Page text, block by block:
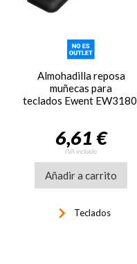
Almohadilla reposa
muñecas para
teclados Ewent
6,61 €
IVA incluido
Añadir a carrito
keyboard_arrow_right Teclados